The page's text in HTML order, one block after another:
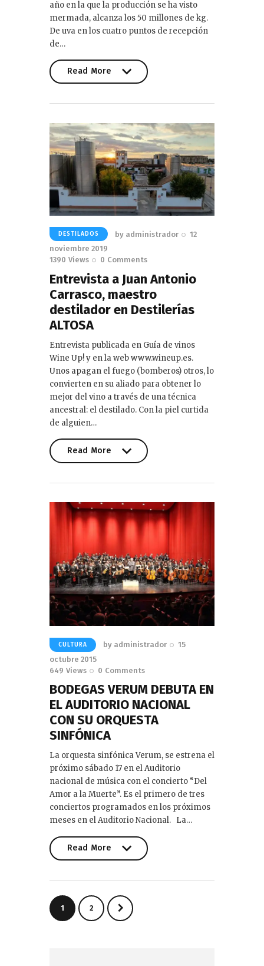
año en la que la producción se ha visto
mermada, alcanza los 50 millones de kg.
De uva en los cuatro puntos de recepción
de…
Read More
DESTILADOS by administrador
12
noviembre 2019
1390 Views 0 Comments
Entrevista a Juan Antonio
Carrasco, maestro
destilador en Destilerías
ALTOSA
Entrevista publicada en Guía de vinos
Wine Up! y en la web www.wineup.es.
Unos apagan el fuego (bomberos) otros, lo
convierten en su aliado para obtener lo
mejor del vino a través de una técnica
ancestral: el destilado. Con la piel curtida
de alguien…
Read More
CULTURA by administrador
15
octubre 2015
649 Views 0 Comments
BODEGAS VERUM DEBUTA EN
EL AUDITORIO NACIONAL
CON SU ORQUESTA
SINFÓNICA
La orquesta sinfónica Verum, se estrena el
próximo sábado 17 en el Auditorio
nacional de música con el concierto “Del
Amor a la Muerte”. Es el primero de tres
conciertos programados en los próximos
meses en el Auditorio Nacional. La…
Read More
Paginación
de
PAGE
1 PAGE
2
>